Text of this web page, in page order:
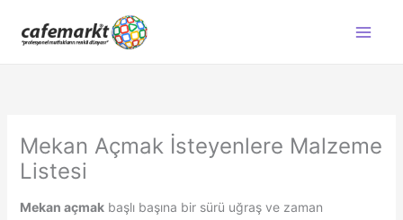
Mekan Açmak İsteyenlere Malzeme
Listesi
Mekan açmakbaşlı başına bir sürü uğraş ve zaman